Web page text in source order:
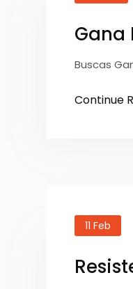
Gana
Buscas
Continue
11 Feb